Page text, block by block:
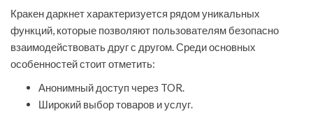
Кракен даркнет характеризуется рядом уникальных
функций, которые позволяют пользователям безопасно
взаимодействовать друг с другом. Среди основных
особенностей стоит отметить:
Анонимный доступ через TOR.
Широкий выбор товаров и услуг.